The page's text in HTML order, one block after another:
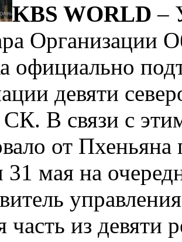
KBS WORLD –
Организации
официально
девяти
В связи с
от Пхеньяна
мая на
часть из девяти